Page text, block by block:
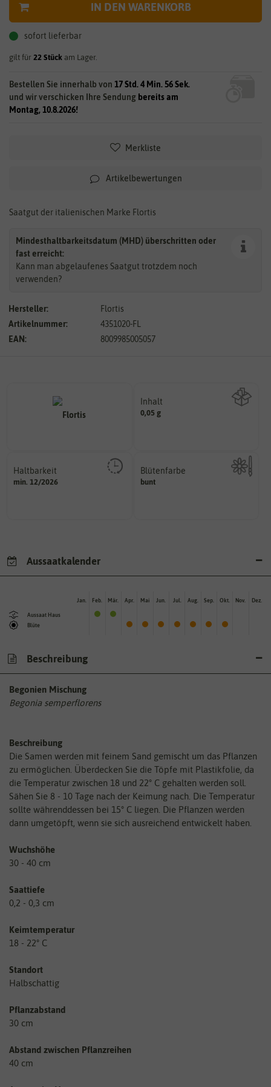
IN DEN WARENKORB
sofort lieferbar
gilt für 22 Stück am Lager.
Bestellen Sie innerhalb von 17 Std. 4 Min. 55 Sek.
und wir verschicken Ihre Sendung bereits am
Montag, 10.8.2026!
Merkliste
Artikelbewertungen
Saatgut der italienischen Marke Flortis
Mindesthaltbarkeitsdatum (MHD) überschritten oder
fast erreicht:
Kann man abgelaufenes Saatgut trotzdem noch
verwenden?
Hersteller:
Flortis
Artikelnummer:
4351020-FL
EAN:
8009985005057
Inhalt
0,05 g
Haltbarkeit
min. 12/2026
und Pflanzgut sehr gut keimen
sollte.
Blütenfarbe
bunt
Kann auch mehrfarbig sein.
Aussaatkalender
Aussaat Haus
Blüte
Jan. Feb. Mär. Apr. Mai Jun. Jul. Aug. Sep. Okt. Nov. Dez.
Beschreibung
Begonien Mischung
Begonia semperflorens
Beschreibung
Die Samen werden mit feinem Sand gemischt um das Pflanzen
zu ermöglichen. Überdecken Sie die Töpfe mit Plastikfolie, da
die Temperatur zwischen 18 und 22° C gehalten werden soll.
Sähen Sie 8 - 10 Tage nach der Keimung nach. Die Temperatur
sollte währenddessen bei 15° C liegen. Die Pflanzen werden
dann umgetöpft, wenn sie sich ausreichend entwickelt haben.
Wuchshöhe
30 - 40 cm
Saattiefe
0,2 - 0,3 cm
Keimtemperatur
18 - 22° C
Standort
Halbschattig
Pflanzabstand
30 cm
Abstand zwischen Pflanzreihen
40 cm